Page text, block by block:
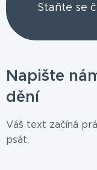
Staňte se
Napište
dění
Váš text začíná
psát.